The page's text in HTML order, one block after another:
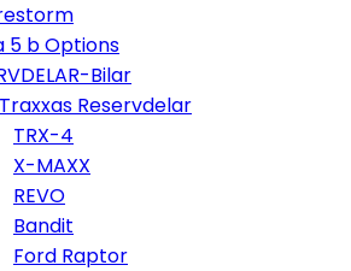
5 b Options
Bilar
Traxxas Reservdelar
TRX-4
X-MAXX
REVO
Bandit
Ford Raptor